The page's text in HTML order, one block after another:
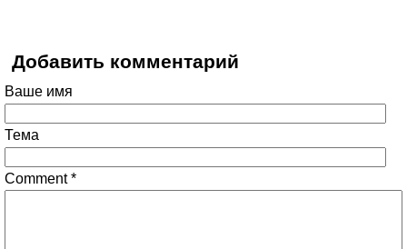
Добавить комментарий
Ваше имя
Тема
Comment*